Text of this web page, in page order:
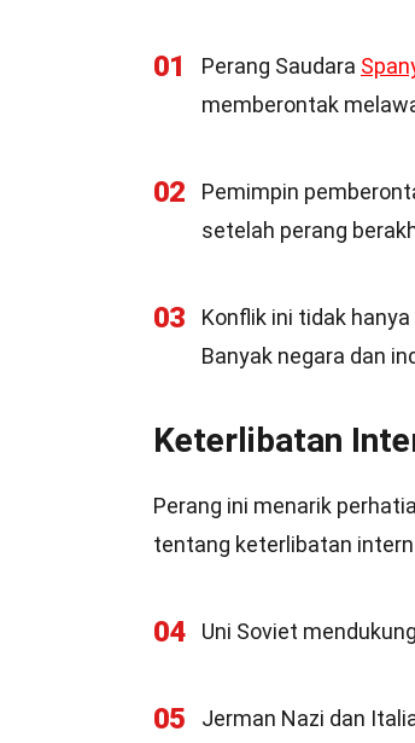
01 Perang Saudara
memberontak
02
Pemimpin
setelah perang
03
Konflik ini tidak
Banyak negara dan
Keterlibatan
Perang ini menarik
tentang keterlibatan
04 Uni Soviet
05
Jerman Nazi dan